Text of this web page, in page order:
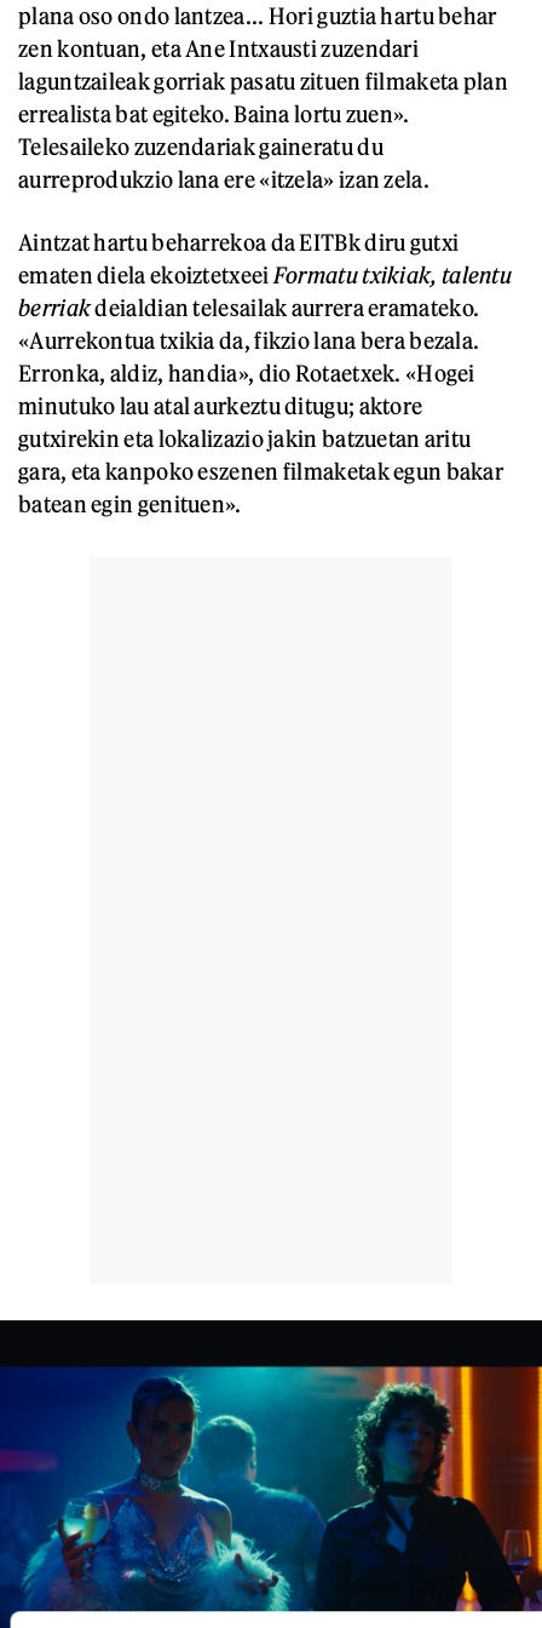
plana oso ondo lantzea... Hori guztia hartu behar
zen kontuan, eta Ane Intxausti zuzendari
laguntzaileak gorriak pasatu zituen filmaketa plan
errealista bat egiteko. Baina lortu zuen».
Telesaileko zuzendariak gaineratu du
aurreprodukzio lana ere «itzela» izan zela.
Aintzat hartu beharrekoa da EITBk diru gutxi
ematen diela ekoiztetxeei Formatu txikiak, talentu
berriakdeialdian telesailak aurrera eramateko.
«Aurrekontua txikia da, fikzio lana bera bezala.
Erronka, aldiz, handia», dio Rotaetxek. «Hogei
minutuko lau atal aurkeztu ditugu; aktore
gutxirekin eta lokalizazio jakin batzuetan aritu
gara, eta kanpoko eszenen filmaketak egun bakar
batean egin genituen».